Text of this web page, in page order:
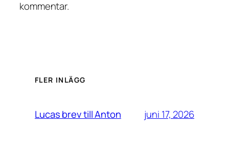
kommentar.
FLER INLÄGG
Lucas brev till Anton juni 17, 2026